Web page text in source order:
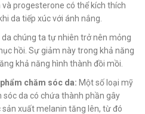
progesterone có thể kích thích
da tiếp xúc với ánh nắng.
chúng ta tự nhiên trở nên mỏng
hồi. Sự giảm này trong khả năng
khả năng hình thành đồi mồi.
chăm sóc da: Một số loại mỹ
da có chứa thành phần gây
sản xuất melanin tăng lên, từ đó